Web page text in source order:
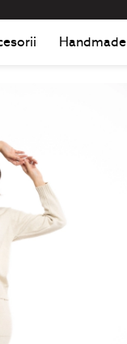
Handmade